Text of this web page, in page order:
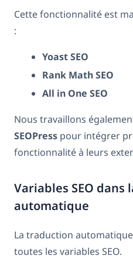
Cette fonctionnalité est
:
Yoast SEO
Rank Math SEO
All in One SEO
Nous travaillons
SEOPress pour intégrer
fonctionnalité à leurs
Variables SEO
automatique
La traduction
toutes les variables SEO.